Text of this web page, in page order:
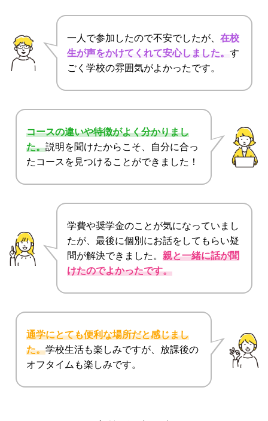
一人で参加したので不安でしたが、 在校
生が声をかけてくれて安心しました。 す
ごく学校の雰囲気がよかったです。
コースの違いや特徴がよく分かりまし
た。説明を聞けたからこそ、自分に合っ
たコースを見つけることができました！
学費や奨学金のことが気になっていまし
たが、最後に個別にお話をしてもらい疑
問が解決できました。 親と一緒に話が聞
けたのでよかったです。
通学にとても便利な場所だと感じまし
た。学校生活も楽しみですが、放課後の
オフタイムも楽しみです。